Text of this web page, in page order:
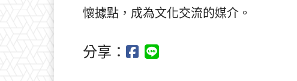
懷據點，成為文化交流的媒介。
分享：